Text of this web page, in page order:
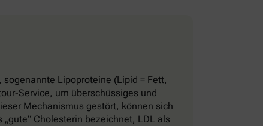
Lipoproteine (Lipid = Fett,
Service, um überschüssiges und
Mechanismus gestört, können sich
Cholesterin bezeichnet, LDL als